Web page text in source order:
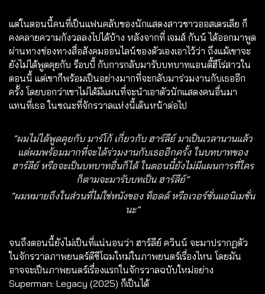
แต่ในตอนนี้คนที่เป็นแฟนคลับของนักแสดงสาวชาวออสเตรเลีย ก็
คงคลายความกังวลลงไปได้บ้าง หลังจากที่ เจมส์ กันน์ ได้ออกมาพูด
ผ่านทางช่องทางสื่อสังคมออนไลน์ของตัวเองเอาไว้ว่า ถึงแม้เขาจะ
ยังไม่ได้พูดคุยกับ ร็อบบี้ กับการกลับมารับบทบาทแอนตี้ฮีโร่สาวใน
ตอนนี้ แต่เขาก็พร้อมเป็นอย่างมากที่จะกลับมาร่วมงานกับเธออีก
ครั้ง โดยบอกว่าเขาไม่ได้มีแผนที่จะนำเอาตัวนักแสดงคนอื่นมา
แทนที่เธอ ในขณะที่จักรวาลแห่งนี้เดินหน้าต่อไป
“ผมไม่ได้พูดคุยกับ มาร์โก้ เกี่ยวกับ ฮาร์ลีย์ มาเป็นเวลานานแล้ว
แต่ผมพร้อมมากที่จะได้ร่วมงานกับเธออีกครั้ง ในบทบาทของ
ฮาร์ลีย์ หรือจะเป็นบทบาทอื่นก็ได้ ในตอนนี้ยังไม่มีแผนการที่ใคร
ก็ตามจะมารับบทเป็น ฮาร์ลีย์”
“ผมหมายถึงในส่วนที่ไม่ใช่หนังของ ท็อดด์ หรือเวอร์ชั่นแอนิเมชั่น
นะ”
จนถึงตอนนี้ยังไม่เป็นที่แน่นอนว่า ฮาร์ลีย์ ควินน์ จะมาปรากฏตัว
ในจักรวาลภาพยนตร์ดีซีโฉมใหม่ในภาพยนตร์เรื่องไหน โดยมัน
อาจจะเป็นภาพยนตร์เรื่องแรกในจักรวาลฉบับใหม่อย่าง
Superman: Legacy (2025) ก็เป็นได้